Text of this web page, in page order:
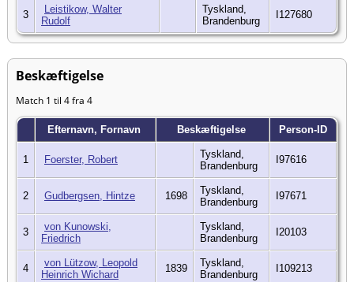
3
Leistikow, Walter
Rudolf
Tyskland,
Brandenburg
I127680
Beskæftigelse
Match 1 til 4 fra 4
Efternavn, Fornavn Beskæftigelse Person-ID
1 Foerster, Robert
Tyskland,
Brandenburg
I97616
2 Gudbergsen, Hintze 1698
Tyskland,
Brandenburg
I97671
3
von Kunowski,
Friedrich
Tyskland,
Brandenburg
I20103
4
von Lützow, Leopold
Heinrich Wichard
1839
Tyskland,
Brandenburg
I109213